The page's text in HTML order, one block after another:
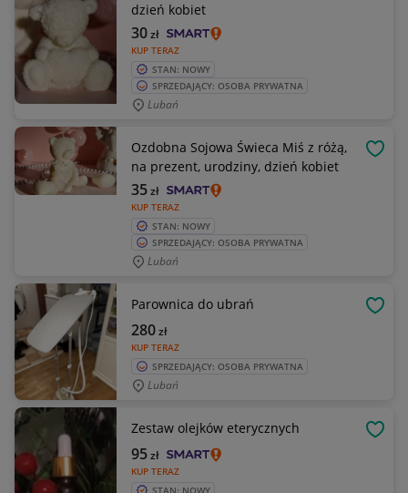
dzień kobiet
KUP TERAZ
30zł
STAN: NOWY
SPRZEDAJĄCY: OSOBA PRYWATNA
Lubań
Ozdobna Sojowa Świeca Miś z różą,
na prezent, urodziny, dzień kobiet
KUP TERAZ
35zł
STAN: NOWY
SPRZEDAJĄCY: OSOBA PRYWATNA
Lubań
Parownica do ubrań
KUP TERAZ
280zł
SPRZEDAJĄCY: OSOBA PRYWATNA
Lubań
Zestaw olejków eterycznych
KUP TERAZ
95zł
STAN: NOWY